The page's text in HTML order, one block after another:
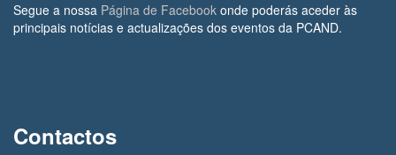
Segue a nossa Página de Facebook onde poderás aceder às
principais notícias e actualizações dos eventos da PCAND.
Contactos